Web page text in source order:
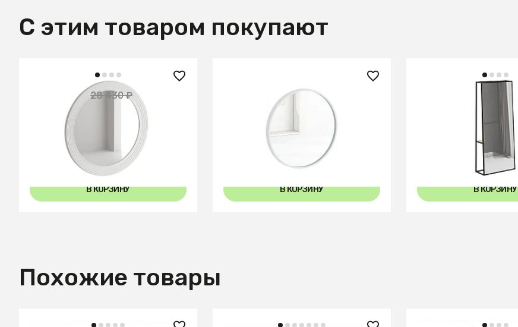
С этим товаром покупают
22 750 ₽ 28 430 ₽
Зеркало Cloud
В КОРЗИНУ
Зеркало Focus 400
В КОРЗИНУ
Зеркало Stage
В КОРЗИНУ
Похожие товары